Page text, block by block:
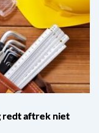
redt aftrek niet